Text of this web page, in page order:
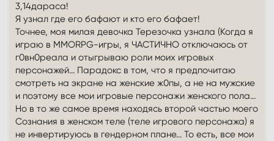
3,14дараса!
Я узнал где его бафают и кто его бафает!
Точнее, моя милая девочка Терезочка узнала (Когда я
играю в MMORPG-игры, я ЧАСТИЧНО отключаюсь от
г0вн0реала и отыгрываю роли моих игровых
персонажей... Парадокс в том, что я предпочитаю
смотреть на экране на женские ж0пы, а не на мужские
и поэтому все мои игровые персонажи женского пола...
Но в то же самое время находясь второй частью моего
Сознания в женском теле (теле игрового персонажа) я
не инвертируюсь в гендерном плане... То есть, все мои